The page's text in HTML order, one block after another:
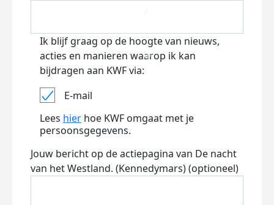
Ik blijf graag op de hoogte van nieuws,
acties en manieren waarop ik kan
bijdragen aan KWF via:
E-mail
Lees hier hoe KWF omgaat met je
persoonsgegevens.
Jouw bericht op de actiepagina van De nacht
van het Westland. (Kennedymars) (optioneel)